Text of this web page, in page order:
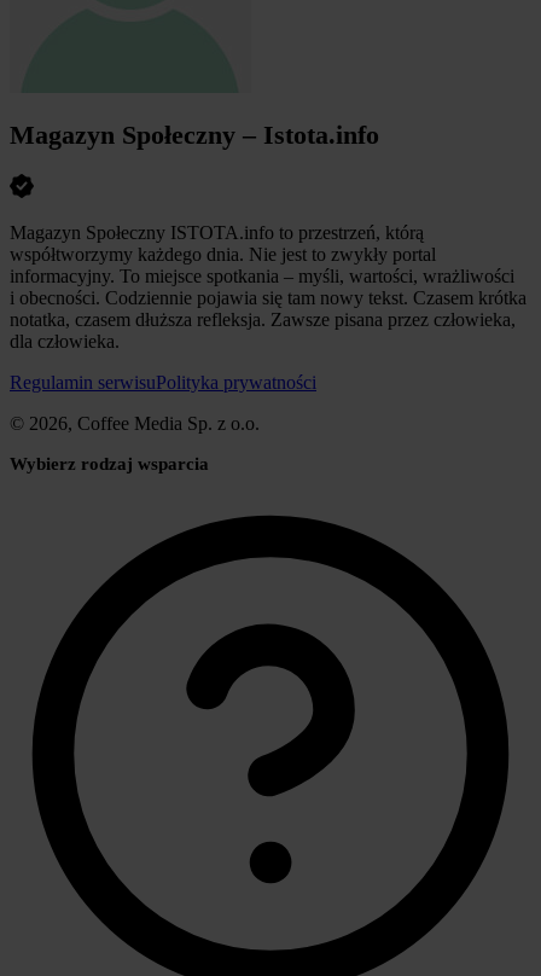
Magazyn Społeczny – Istota.info
Magazyn Społeczny ISTOTA.info to przestrzeń, którą
współtworzymy każdego dnia. Nie jest to zwykły portal
informacyjny. To miejsce spotkania – myśli, wartości, wrażliwości
i obecności. Codziennie pojawia się tam nowy tekst. Czasem krótka
notatka, czasem dłuższa refleksja. Zawsze pisana przez człowieka,
dla człowieka.
Regulamin serwisuPolityka prywatności
© 2026, Coffee Media Sp. z o.o.
Wybierz rodzaj wsparcia